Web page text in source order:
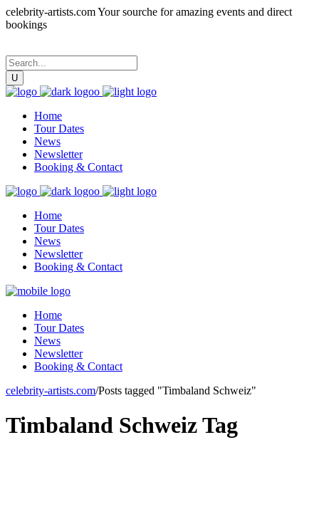
celebrity-artists.com Your sourche for amazing events and direct
bookings
Home
Tour Dates
News
Newsletter
Booking & Contact
Home
Tour Dates
News
Newsletter
Booking & Contact
Home
Tour Dates
News
Newsletter
Booking & Contact
celebrity-artists.com/Posts tagged "Timbaland Schweiz"
Timbaland Schweiz Tag